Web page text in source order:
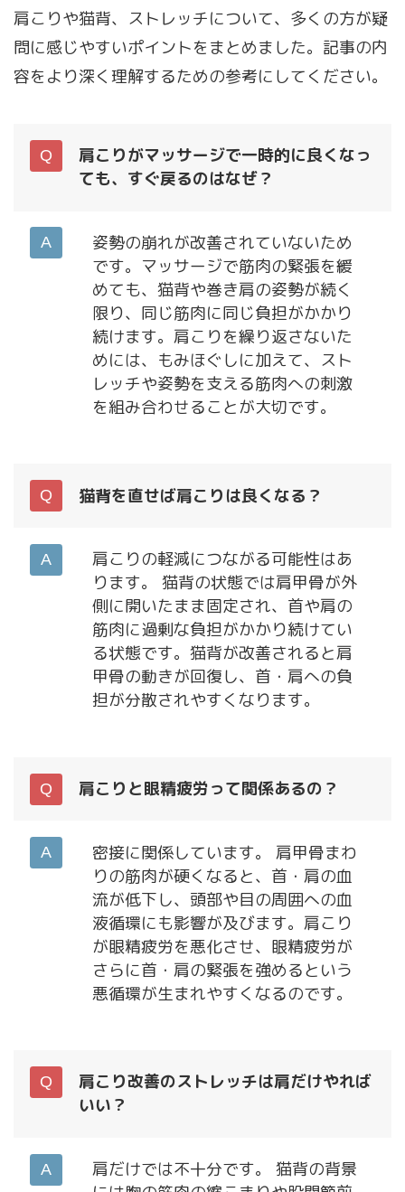
肩こりや猫背、ストレッチについて、多くの方が疑
問に感じやすいポイントをまとめました。記事の内
容をより深く理解するための参考にしてください。
肩こりがマッサージで一時的に良くなっ
ても、すぐ戻るのはなぜ？
姿勢の崩れが改善されていないため
です。マッサージで筋肉の緊張を緩
めても、猫背や巻き肩の姿勢が続く
限り、同じ筋肉に同じ負担がかかり
続けます。肩こりを繰り返さないた
めには、もみほぐしに加えて、スト
レッチや姿勢を支える筋肉への刺激
を組み合わせることが大切です。
猫背を直せば肩こりは良くなる？
肩こりの軽減につながる可能性はあ
ります。 猫背の状態では肩甲骨が外
側に開いたまま固定され、首や肩の
筋肉に過剰な負担がかかり続けてい
る状態です。猫背が改善されると肩
甲骨の動きが回復し、首・肩への負
担が分散されやすくなります。
肩こりと眼精疲労って関係あるの？
密接に関係しています。 肩甲骨まわ
りの筋肉が硬くなると、首・肩の血
流が低下し、頭部や目の周囲への血
液循環にも影響が及びます。肩こり
が眼精疲労を悪化させ、眼精疲労が
さらに首・肩の緊張を強めるという
悪循環が生まれやすくなるのです。
肩こり改善のストレッチは肩だけやれば
いい？
肩だけでは不十分です。 猫背の背景